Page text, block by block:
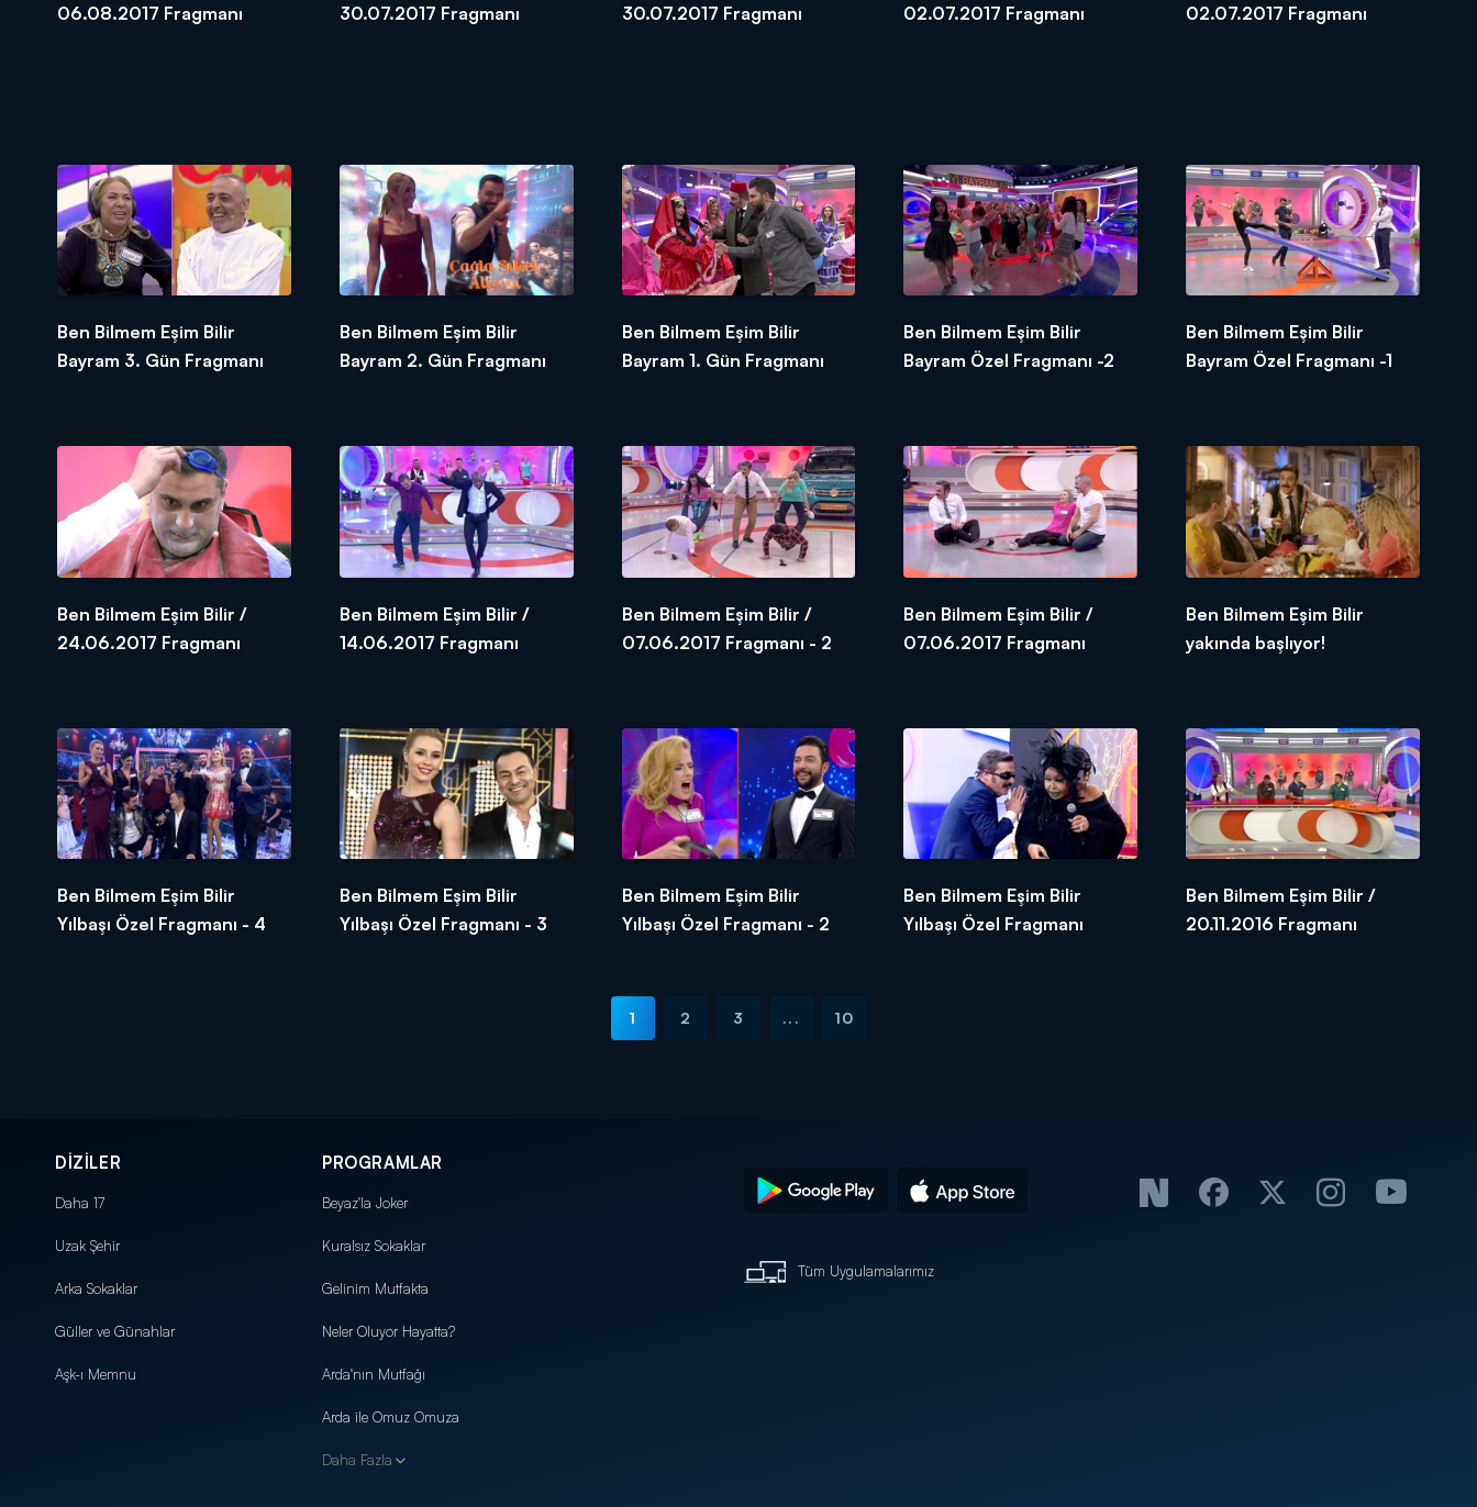
06.08.2017 Fragmanı
30.07.2017 Fragmanı
30.07.2017 Fragmanı
02.07.2017 Fragmanı
02.07.2017 Fragmanı
Ben Bilmem Eşim Bilir
Bayram 3. Gün Fragmanı
Ben Bilmem Eşim Bilir
Bayram 2. Gün Fragmanı
Ben Bilmem Eşim Bilir
Bayram 1. Gün Fragmanı
Ben Bilmem Eşim Bilir
Bayram Özel Fragmanı -2
Ben Bilmem Eşim Bilir
Bayram Özel Fragmanı -1
Ben Bilmem Eşim Bilir /
24.06.2017 Fragmanı
Ben Bilmem Eşim Bilir /
14.06.2017 Fragmanı
Ben Bilmem Eşim Bilir /
07.06.2017 Fragmanı - 2
Ben Bilmem Eşim Bilir /
07.06.2017 Fragmanı
Ben Bilmem Eşim Bilir
yakında başlıyor!
Ben Bilmem Eşim Bilir
Yılbaşı Özel Fragmanı - 4
Ben Bilmem Eşim Bilir
Yılbaşı Özel Fragmanı - 3
Ben Bilmem Eşim Bilir
Yılbaşı Özel Fragmanı - 2
Ben Bilmem Eşim Bilir
Yılbaşı Özel Fragmanı
Ben Bilmem Eşim Bilir /
20.11.2016 Fragmanı
1 2 3 ... 10
DİZİLER
Daha 17
Uzak Şehir
Arka Sokaklar
Güller ve Günahlar
Aşk-ı Memnu
PROGRAMLAR
Beyaz'la Joker
Kuralsız Sokaklar
Gelinim Mutfakta
Neler Oluyor Hayatta?
Arda'nın Mutfağı
Arda ile Omuz Omuza
Daha Fazla
Tüm Uygulamalarımız